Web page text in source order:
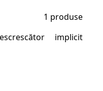
1 produse
implicit